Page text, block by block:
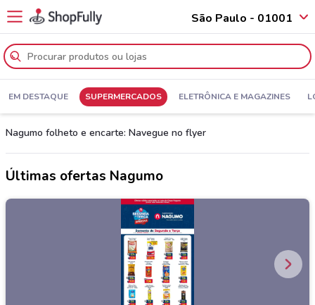
São Paulo - 01001
EM DESTAQUE SUPERMERCADOS ELETRÔNICA E MAGAZINES
Nagumo folheto e encarte: Navegue no flyer
Últimas ofertas Nagumo